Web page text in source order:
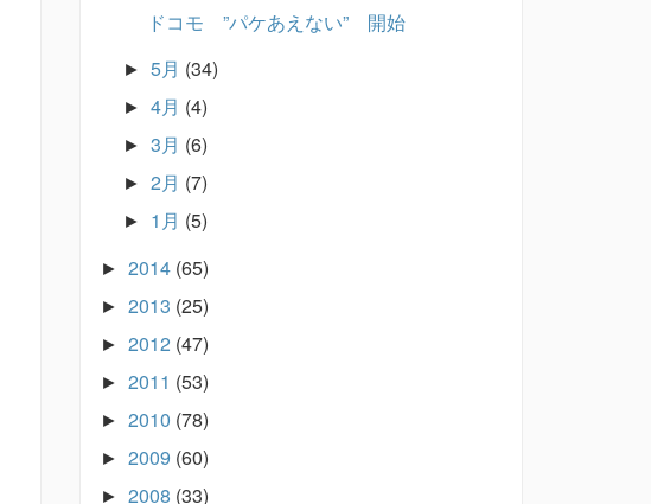
ドコモ ”パケあえない” 開始
► 5月 (34)
► 4月 (4)
► 3月 (6)
► 2月 (7)
► 1月 (5)
► 2014 (65)
► 2013 (25)
► 2012 (47)
► 2011 (53)
► 2010 (78)
► 2009 (60)
► 2008 (33)